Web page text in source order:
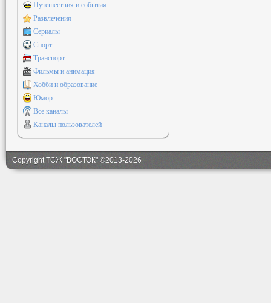
Путешествия и события
Развлечения
Сериалы
Спорт
Транспорт
Фильмы и анимация
Хобби и образование
Юмор
Все каналы
Каналы пользователей
Copyright ТСЖ "ВОСТОК" ©2013-2026